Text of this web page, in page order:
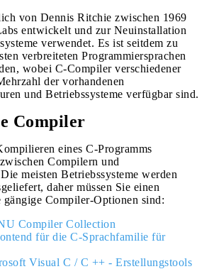
von Dennis Ritchie zwischen 1969
entwickelt und zur Neuinstallation
verwendet. Es ist seitdem zu
verbreiteten Programmiersprachen
wobei C-Compiler verschiedener
der vorhandenen
und Betriebssysteme verfügbar sind.
Compiler
eines C-Programms
Compilern und
meisten Betriebssysteme werden
daher müssen Sie einen
Compiler-Optionen sind:
Compiler Collection
für die C-Sprachfamilie für
Visual C / C ++ - Erstellungstools